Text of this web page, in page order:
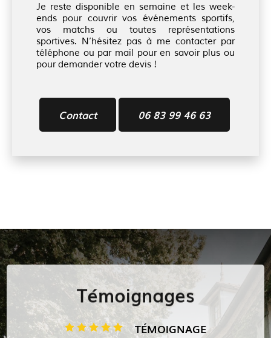
Je reste disponible en semaine et les week-
ends pour couvrir vos événements sportifs,
vos matchs ou toutes représentations
sportives. N’hésitez pas à me contacter par
téléphone ou par mail pour en savoir plus ou
pour demander votre devis !
Contact 06 83 99 46 63
Témoignages
TÉMOIGNAGE